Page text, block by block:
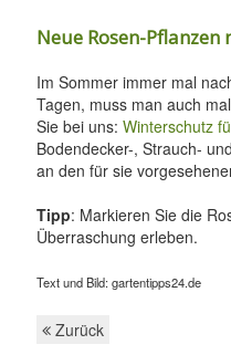
Neue Rosen-Pflanzen
Im Sommer immer mal
Tagen, muss man auch
Sie bei uns: Winterschutz
Bodendecker-, Strauch-
an den für sie
Tipp: Markieren Sie die
Überraschung erleben.
Text und Bild: gartentipps24.de
Zurück